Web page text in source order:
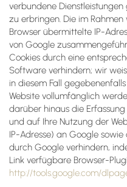
verbundene
zu erbringen. Die im
Browser übermittelte IP-
von Google
Cookies durch eine
Software verhindern; wir
in diesem Fall
Website vollumfänglich
darüber hinaus die
und auf Ihre Nutzung der
IP-Adresse) an Google
durch Google verhindern,
Link verfügbare Browser-
http://tools.google.com/